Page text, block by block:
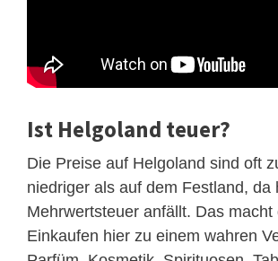
Ist Helgoland teuer?
Die Preise auf Helgoland sind oft
niedriger als auf dem Festland, da
Mehrwertsteuer anfällt. Das macht
Einkaufen hier zu einem wahren